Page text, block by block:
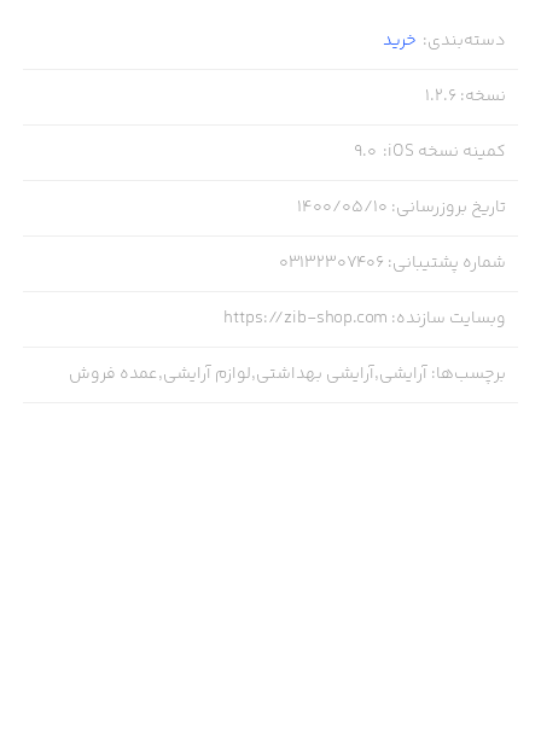
دسته‌بندی: خرید
نسخه:
1.2.6
کمینه نسخه iOS :
9.0
تاریخ بروزرسانی: ۱۴۰۰/۰۵/۱۰
شماره پشتیبانی:
03132307406
وبسایت سازنده:
https://zib-shop.com
برچسب‌ها:آرایشی,آرایشی بهداشتی,لوازم آرایشی,عمده فروش